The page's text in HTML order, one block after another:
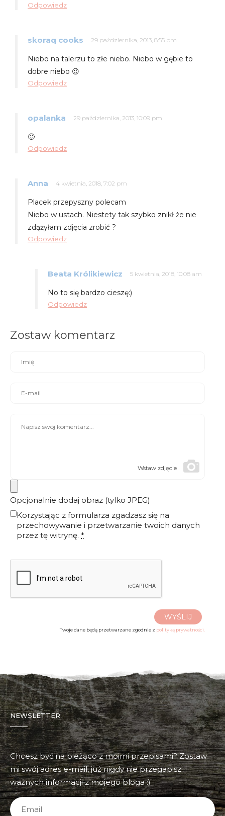
Odpowiedz
skoraq cooks 29 października, 2013, 8:55 pm
Niebo na talerzu to złe niebo. Niebo w gębie to
dobre niebo 😉
Odpowiedz
opalanka 29 października, 2013, 10:09 pm
🙂
Odpowiedz
Anna 4 kwietnia, 2018, 7:02 pm
Placek przepyszny polecam
Niebo w ustach. Niestety tak szybko znikł że nie
zdążyłam zdjęcia zrobić ?
Odpowiedz
Beata Królikiewicz 5 kwietnia, 2018, 10:08 am
No to się bardzo cieszę:)
Odpowiedz
Zostaw komentarz
Wstaw zdjęcie
Opcjonalnie dodaj obraz (tylko JPEG)
Korzystając z formularza zgadzasz się na
przechowywanie i przetwarzanie twoich danych
przez tę witrynę. *
WYŚLIJ
Twoje dane będą przetwarzane zgodnie z polityką prywatności.
NEWSLETTER
Chcesz być na bieżąco z moimi przepisami? Zostaw
mi swój adres e-mail, już nigdy nie przegapisz
ważnych informacji z mojego bloga :)